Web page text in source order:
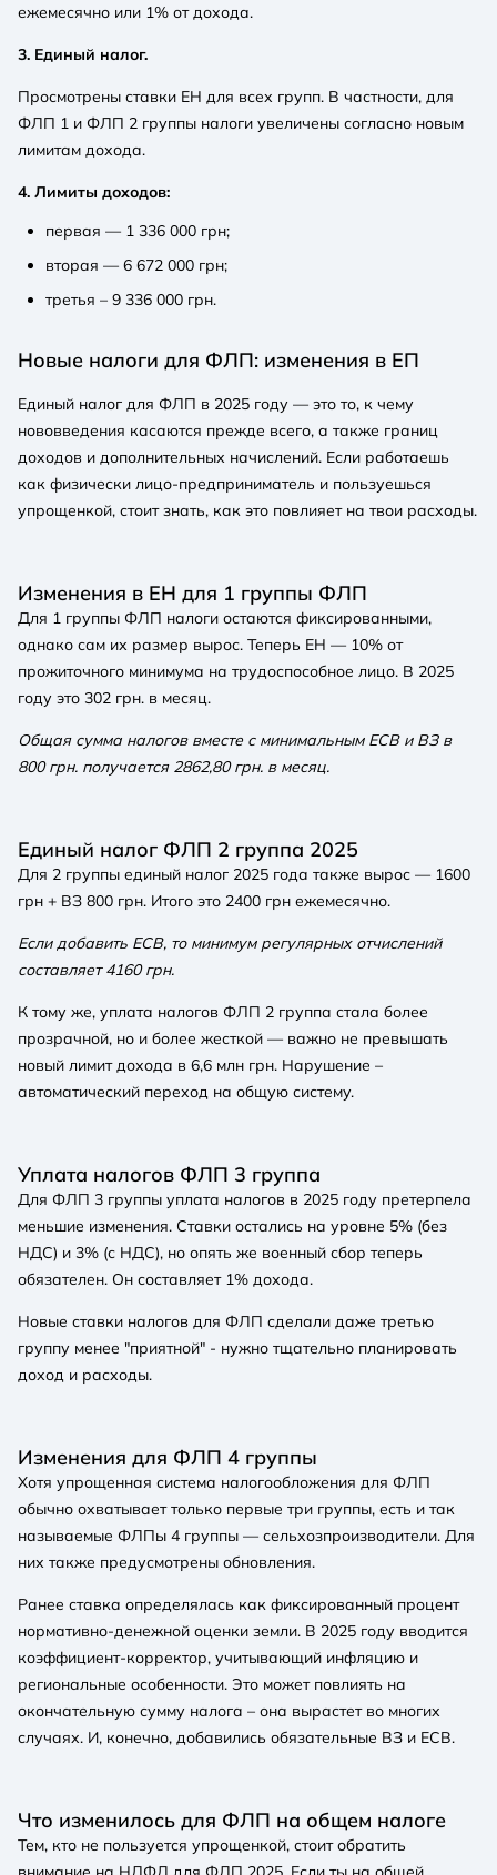
ежемесячно или 1% от дохода.
3. Единый налог.
Просмотрены ставки ЕН для всех групп. В частности, для
ФЛП 1 и ФЛП 2 группы налоги увеличены согласно новым
лимитам дохода.
4. Лимиты доходов:
первая — 1 336 000 грн;
вторая — 6 672 000 грн;
третья – 9 336 000 грн.
Новые налоги для ФЛП: изменения в ЕП
Единый налог для ФЛП в 2025 году — это то, к чему
нововведения касаются прежде всего, а также границ
доходов и дополнительных начислений. Если работаешь
как физически лицо-предприниматель и пользуешься
упрощенкой, стоит знать, как это повлияет на твои расходы.
Изменения в ЕН для 1 группы ФЛП
Для 1 группы ФЛП налоги остаются фиксированными,
однако сам их размер вырос. Теперь ЕН — 10% от
прожиточного минимума на трудоспособное лицо. В 2025
году это 302 грн. в месяц.
Общая сумма налогов вместе с минимальным ЕСВ и ВЗ в
800 грн. получается 2862,80 грн. в месяц.
Единый налог ФЛП 2 группа 2025
Для 2 группы единый налог 2025 года также вырос — 1600
грн + ВЗ 800 грн. Итого это 2400 грн ежемесячно.
Если добавить ЕСВ, то минимум регулярных отчислений
составляет 4160 грн.
К тому же, уплата налогов ФЛП 2 группа стала более
прозрачной, но и более жесткой — важно не превышать
новый лимит дохода в 6,6 млн грн. Нарушение –
автоматический переход на общую систему.
Уплата налогов ФЛП 3 группа
Для ФЛП 3 группы уплата налогов в 2025 году претерпела
меньшие изменения. Ставки остались на уровне 5% (без
НДС) и 3% (с НДС), но опять же военный сбор теперь
обязателен. Он составляет 1% дохода.
Новые ставки налогов для ФЛП сделали даже третью
группу менее "приятной" - нужно тщательно планировать
доход и расходы.
Изменения для ФЛП 4 группы
Хотя упрощенная система налогообложения для ФЛП
обычно охватывает только первые три группы, есть и так
называемые ФЛПы 4 группы — сельхозпроизводители. Для
них также предусмотрены обновления.
Ранее ставка определялась как фиксированный процент
нормативно-денежной оценки земли. В 2025 году вводится
коэффициент-корректор, учитывающий инфляцию и
региональные особенности. Это может повлиять на
окончательную сумму налога – она вырастет во многих
случаях. И, конечно, добавились обязательные ВЗ и ЕСВ.
Что изменилось для ФЛП на общем налоге
Тем, кто не пользуется упрощенкой, стоит обратить